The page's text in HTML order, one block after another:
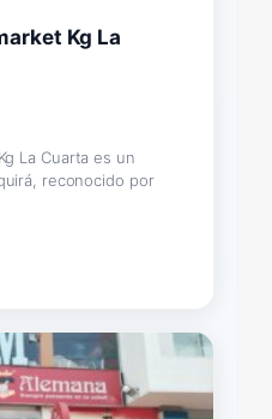
Kg La
La Cuarta es un
reconocido por